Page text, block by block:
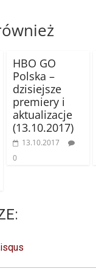
HBO GO
Polska –
dzisiejsze
premiery i
aktualizacje
(13.10.2017)
13.10.2017
0